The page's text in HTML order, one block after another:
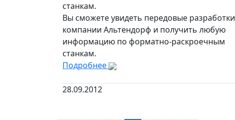
станкам.
Вы сможете увидеть передовые разработки
компании Альтендорф и получить любую
информацию по форматно-раскроечным
станкам.
Подробнее
28.09.2012